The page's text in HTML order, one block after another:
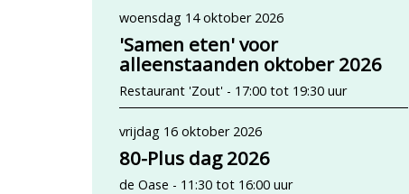
woensdag 14 oktober 2026
'Samen eten' voor
alleenstaanden oktober 2026
Restaurant 'Zout' - 17:00 tot 19:30 uur
vrijdag 16 oktober 2026
80-Plus dag 2026
de Oase - 11:30 tot 16:00 uur